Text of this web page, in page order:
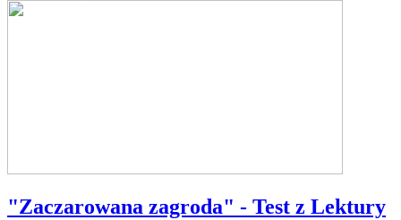
"Zaczarowana zagroda" - Test z Lektury